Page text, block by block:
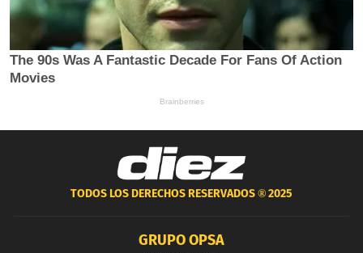
TODOS LOS DERECHOS RESERVADOS ®2025
GRUPO OPSA